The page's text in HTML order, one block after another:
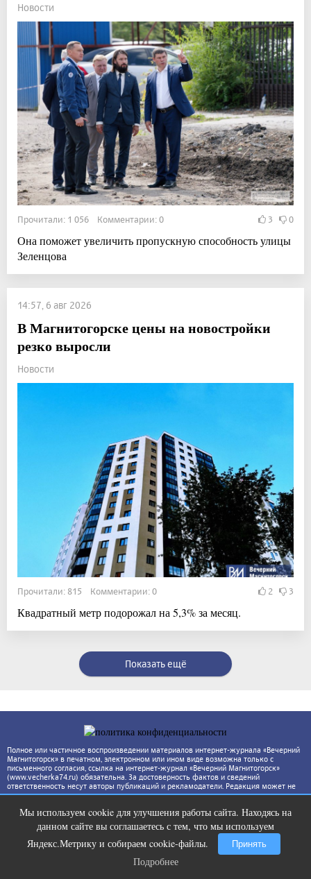
Новости
Прочитали: 1 056 Комментарии: 0 3 0
Она поможет увеличить пропускную способность улицы
Зеленцова
14:57, 6 авг 2026
В Магнитогорске цены на новостройки
резко выросли
Новости
Прочитали: 815 Комментарии: 0 2 3
Квадратный метр подорожал на 5,3% за месяц.
Показать ещё
Полное или частичное воспроизведении материалов интернет-журнала «Вечерний
Магнитогорск» в печатном, электронном или ином виде возможна только с
письменного согласия, ссылка на интернет-журнал «Вечерний Магнитогорск»
(www.vecherka74.ru) обязательна. За достоверность фактов и сведений
ответственность несут авторы публикаций и рекламодатели. Редакция может не
разделять точку зрения автора.
Мы используем cookie для улучшения работы сайта. Находясь на
данном сайте вы соглашаетесь с тем, что мы используем
Яндекс.Метрику и собираем cookie-файлы.
Принять
Подробнее
Ролик из Омска: вы будете смеяться
долго
Подробнее